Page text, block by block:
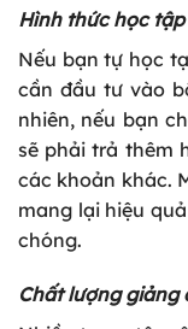
Hình thức học tập
Nếu bạn tự học
cần đầu tư vào
nhiên, nếu bạn
sẽ phải trả thêm
các khoản khác.
mang lại hiệu
chóng.
Chất lượng giảng